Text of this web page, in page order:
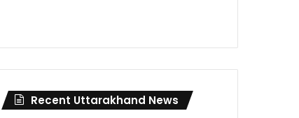
Recent Uttarakhand News